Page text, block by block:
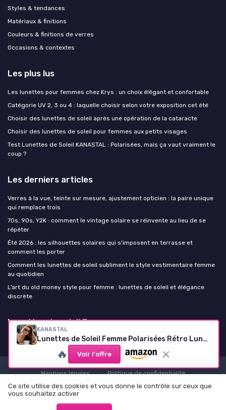
KANASTAL
Lunettes de Soleil Femme Polarisées Rétro Lunette de Soleil Ronde Homme Vintage Léger Cadre TR90 avec Branches en Acétate Protection UV400 Monture Léopard/Lentille Marron dans l'image
🔥 Voir l'offre
Styles & tendances
Matériaux & finitions
Couleurs & finitions de verres
Occasions & contextes
Les plus lus
Les lunettes pour femmes chez Krys : un choix élégant et confortable
Catégorie UV 2, 3 ou 4 : laquelle choisir selon votre exposition cet été
Choisir des lunettes de soleil après une opération de la cataracte
Choisir des lunettes de soleil pour femmes aux petits visages
Test Lunettes de Soleil KANASTAL : Polarisées, mais ça vaut vraiment le
coup ?
Les derniers articles
Verres à la vue, teinte sur mesure, ajustement opticien : la paire unique
qui remplace trois
70s, 90s, Y2K : comment le vintage solaire se réinvente au lieu de se
répéter
Été 2026 : les silhouettes solaires qui s'imposent en terrasse et
comment les porter
Comment les lunettes de soleil subliment le style vestimentaire femme
au quotidien
L’art du old money style pour femme : lunettes de soleil et élégance
discrète
Lunettes de soleil Femme
Mentions légales
Politique de confidentialité
© Lunettes de soleil Femme 2026
Ce site utilise des cookies et vous donne le contrôle sur ceux que
vous souhaitez activer